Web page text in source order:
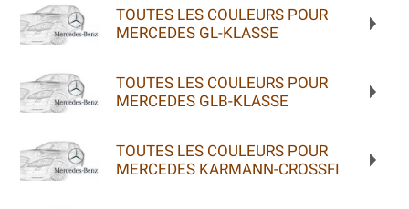
TOUTES LES COULEURS POUR
MERCEDES GL-KLASSE
TOUTES LES COULEURS POUR
MERCEDES GLB-KLASSE
TOUTES LES COULEURS POUR
MERCEDES KARMANN-CROSSFI